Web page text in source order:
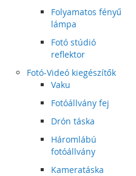
Folyamatos fényű
lámpa
Fotó stúdió
reflektor
Fotó-Videó kiegészítők
Vaku
Fotóállvány fej
Drón táska
Háromlábú
fotóállvány
Kameratáska